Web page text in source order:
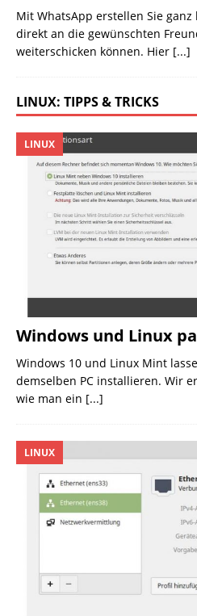
Mit WhatsApp erstellen Sie
direkt an die gewünschten
weiterschicken können. Hier [...]
LINUX: TIPPS & TRICKS
Windows und Linux
LINUX
Windows 10 und Linux Mint
demselben PC installieren. Wir
wie man ein [...]
LINUX